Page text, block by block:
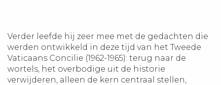
Verder leefde hij zeer mee met de gedachten die
werden ontwikkeld in deze tijd van het Tweede
Vaticaans Concilie (1962-1965): terug naar de
wortels, het overbodige uit de historie
verwijderen, alleen de kern centraal stellen,